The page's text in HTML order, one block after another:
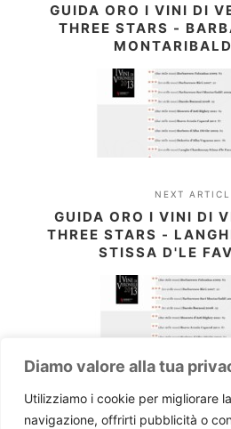
Diamo valore alla tua
Utilizziamo i cookie per migliorare
navigazione, offrirti pubblicità o
GUIDA ORO I VINI DI
THREE STARS -
NEXT
GUIDA ORO I VINI DI
THREE STARS -
STISSA D'LE